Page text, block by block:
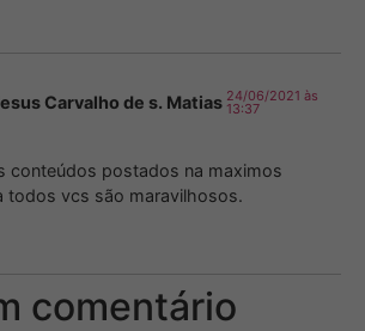
Carvalho de s. Matias 24/06/2021 às
13:37
conteúdos postados na maximos
todos vcs são maravilhosos.
comentário